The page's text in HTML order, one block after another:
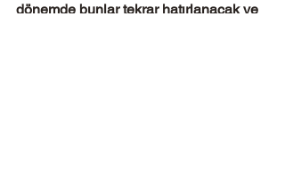
dönemde bunlar tekrar hatırlanacak ve